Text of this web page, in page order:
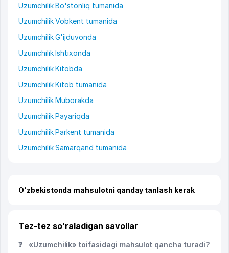
Uzumchilik Bo'stonliq tumanida
Uzumchilik Vobkent tumanida
Uzumchilik G'ijduvonda
Uzumchilik Ishtixonda
Uzumchilik Kitobda
Uzumchilik Kitob tumanida
Uzumchilik Muborakda
Uzumchilik Payariqda
Uzumchilik Parkent tumanida
Uzumchilik Samarqand tumanida
Oʻzbekistonda mahsulotni qanday tanlash kerak
Tez-tez so'raladigan savollar
❓ «Uzumchilik» toifasidagi mahsulot qancha turadi?